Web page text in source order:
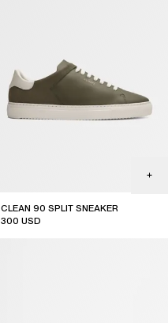
CLEAN 90 SPLIT SNEAKER
300 USD